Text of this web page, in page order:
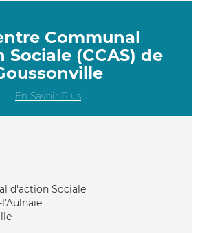
Communal
Sociale (CCAS) de
En Savoir Plus
d'action Sociale